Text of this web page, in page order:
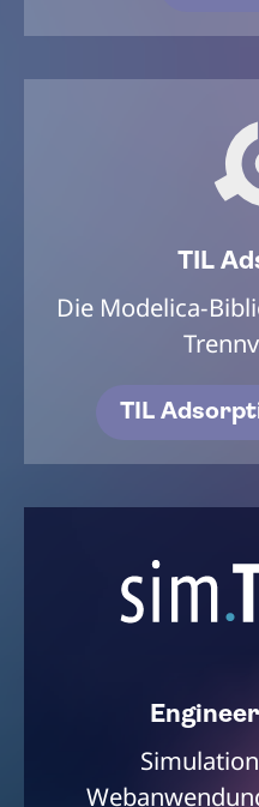
TIL
Die Modelica-
TIL